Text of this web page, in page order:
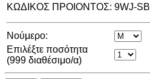
ΚΩΔΙΚΟΣ ΠΡΟΙΟΝΤΟΣ: 9WJ-SB
Νούμερο:
Επιλέξτε ποσότητα
(999 διαθέσιμο/α)